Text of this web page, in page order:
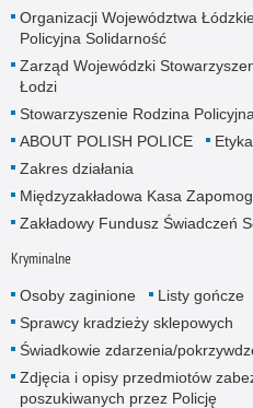
Organizacji Województwa
Policyjna Solidarność
Zarząd Wojewódzki
Łodzi
Stowarzyszenie Rodzina
ABOUT POLISH POLICE
Zakres działania
Międzyzakładowa Kasa
Zakładowy Fundusz Świadczeń
Kryminalne
Osoby zaginione Listy gończe
Sprawcy kradzieży sklepowych
Świadkowie zdarzenia/
Zdjęcia i opisy przedmiotów
poszukiwanych przez Policję